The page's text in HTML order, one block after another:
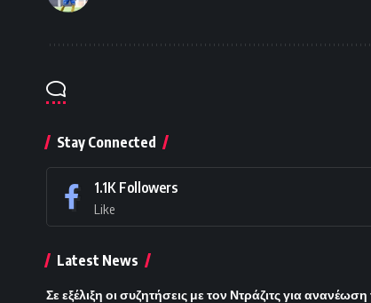
Stay Connected
1.1K Followers
Like
Latest News
Σε εξέλιξη οι συζητήσεις με τον Ντράζιτς για